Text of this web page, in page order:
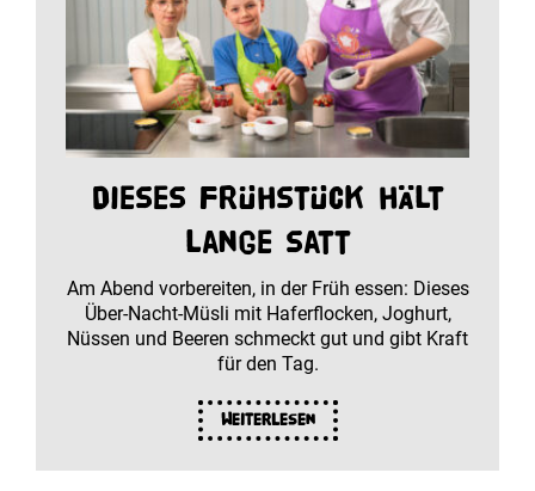
Dieses Frühstück hält
lange satt
Am Abend vorbereiten, in der Früh essen: Dieses
Über-Nacht-Müsli mit Haferflocken, Joghurt,
Nüssen und Beeren schmeckt gut und gibt Kraft
für den Tag.
Weiterlesen